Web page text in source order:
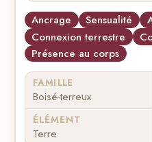
Ancrage Sensualité
Connexion terrestre
Présence au corps
FAMILLE
Boisé-terreux
ÉLÉMENT
Terre